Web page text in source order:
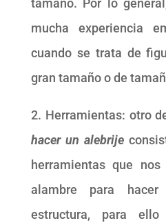
tamaño. Por lo
mucha experiencia
cuando se trata de
gran tamaño o de
2. Herramientas: otro
hacer un alebrije
herramientas que
alambre para
estructura, para ello